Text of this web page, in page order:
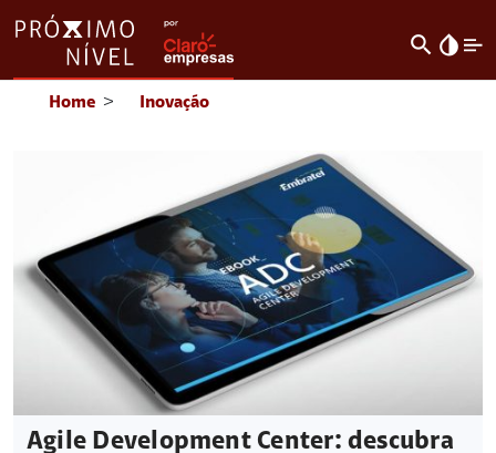
search invert_colors
Home > Inovação
Agile Development Center: descubra